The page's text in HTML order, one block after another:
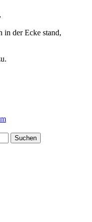
in der Ecke stand,
Suchen